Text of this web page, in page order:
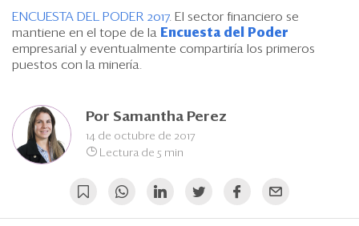
Eventos
Blogs
Edición Impresa
ENCUESTA DEL PODER 2017. El sector financiero se
mantiene en el tope de la
Encuesta del Poder
empresarial y eventualmente compartiría los primeros
puestos con la minería.
Por Samantha Perez
14 de octubre de 2017
Lectura de 5 min